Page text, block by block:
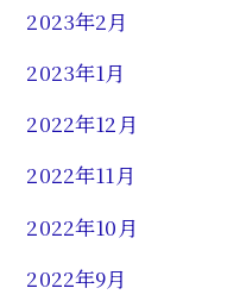
2023年2月
2023年1月
2022年12月
2022年11月
2022年10月
2022年9月